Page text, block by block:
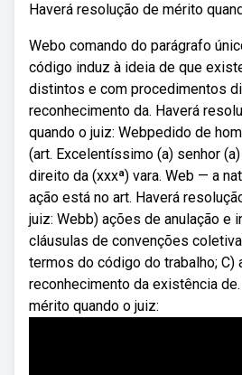
Haverá resolução de mérito
Webo comando do parágrafo
código induz à ideia de que
distintos e com procedimentos
reconhecimento da. Haverá
quando o juiz: Webpedido de
(art. Excelentíssimo (a) senhor
direito da (xxxª) vara. Web — a
ação está no art. Haverá
juiz: Webb) ações de anulação e
cláusulas de convenções
termos do código do trabalho; C)
reconhecimento da existência
mérito quando o juiz: